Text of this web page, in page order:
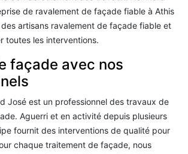
de ravalement de façade fiable à Athis
artisans ravalement de façade fiable et
toutes les interventions.
façade avec nos
José est un professionnel des travaux de
Aguerri et en activité depuis plusieurs
fournit des interventions de qualité pour
chaque traitement de façade, nous